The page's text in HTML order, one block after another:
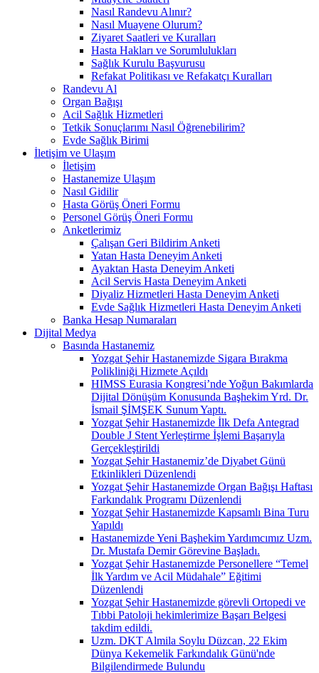
Nasıl Randevu Alınır?
Nasıl Muayene Olurum?
Ziyaret Saatleri ve Kuralları
Hasta Hakları ve Sorumlulukları
Sağlık Kurulu Başvurusu
Refakat Politikası ve Refakatçı Kuralları
Randevu Al
Organ Bağışı
Acil Sağlık Hizmetleri
Tetkik Sonuçlarımı Nasıl Öğrenebilirim?
Evde Sağlık Birimi
İletişim ve Ulaşım
İletişim
Hastanemize Ulaşım
Nasıl Gidilir
Hasta Görüş Öneri Formu
Personel Görüş Öneri Formu
Anketlerimiz
Çalışan Geri Bildirim Anketi
Yatan Hasta Deneyim Anketi
Ayaktan Hasta Deneyim Anketi
Acil Servis Hasta Deneyim Anketi
Diyaliz Hizmetleri Hasta Deneyim Anketi
Evde Sağlık Hizmetleri Hasta Deneyim Anketi
Banka Hesap Numaraları
Dijital Medya
Basında Hastanemiz
Yozgat Şehir Hastanemizde Sigara Bırakma
Polikliniği Hizmete Açıldı
HIMSS Eurasia Kongresi’nde Yoğun Bakımlarda
Dijital Dönüşüm Konusunda Başhekim Yrd. Dr.
İsmail ŞİMŞEK Sunum Yaptı.
Yozgat Şehir Hastanemizde İlk Defa Antegrad
Double J Stent Yerleştirme İşlemi Başarıyla
Gerçekleştirildi
Yozgat Şehir Hastanemiz’de Diyabet Günü
Etkinlikleri Düzenlendi
Yozgat Şehir Hastanemizde Organ Bağışı Haftası
Farkındalık Programı Düzenlendi
Yozgat Şehir Hastanemizde Kapsamlı Bina Turu
Yapıldı
Hastanemizde Yeni Başhekim Yardımcımız Uzm.
Dr. Mustafa Demir Görevine Başladı.
Yozgat Şehir Hastanemizde Personellere “Temel
İlk Yardım ve Acil Müdahale” Eğitimi
Düzenlendi
Yozgat Şehir Hastanemizde görevli Ortopedi ve
Tıbbi Patoloji hekimlerimize Başarı Belgesi
takdim edildi.
Uzm. DKT Almila Soylu Düzcan, 22 Ekim
Dünya Kekemelik Farkındalık Günü'nde
Bilgilendirmede Bulundu